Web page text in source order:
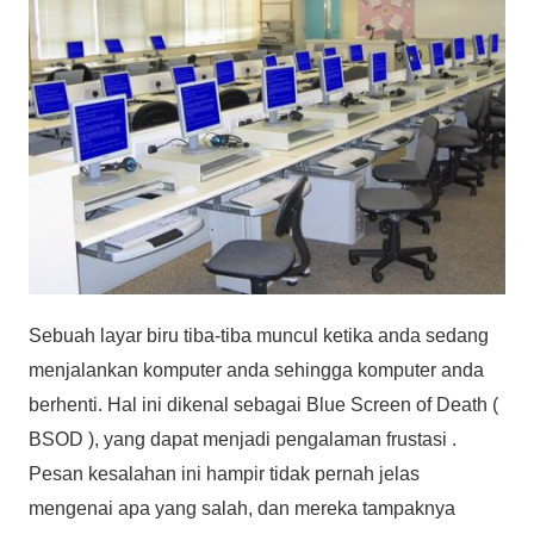
Sebuah layar biru tiba-tiba muncul ketika anda sedang
menjalankan komputer anda sehingga komputer anda
berhenti. Hal ini dikenal sebagai Blue Screen of Death (
BSOD ), yang dapat menjadi pengalaman frustasi .
Pesan kesalahan ini hampir tidak pernah jelas
mengenai apa yang salah, dan mereka tampaknya